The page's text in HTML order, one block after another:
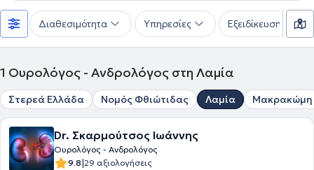
Διαθεσιμότητα Υπηρεσίες Εξειδίκευση
1 Ουρολόγος - Ανδρολόγος στη Λαμία
Στερεά Ελλάδα Νομός Φθιώτιδας Λαμία Μακρακώμη
Dr. Σκαρμούτσος Ιωάννης
Ουρολόγος - Ανδρολόγος
9.8|29 αξιολογήσεις